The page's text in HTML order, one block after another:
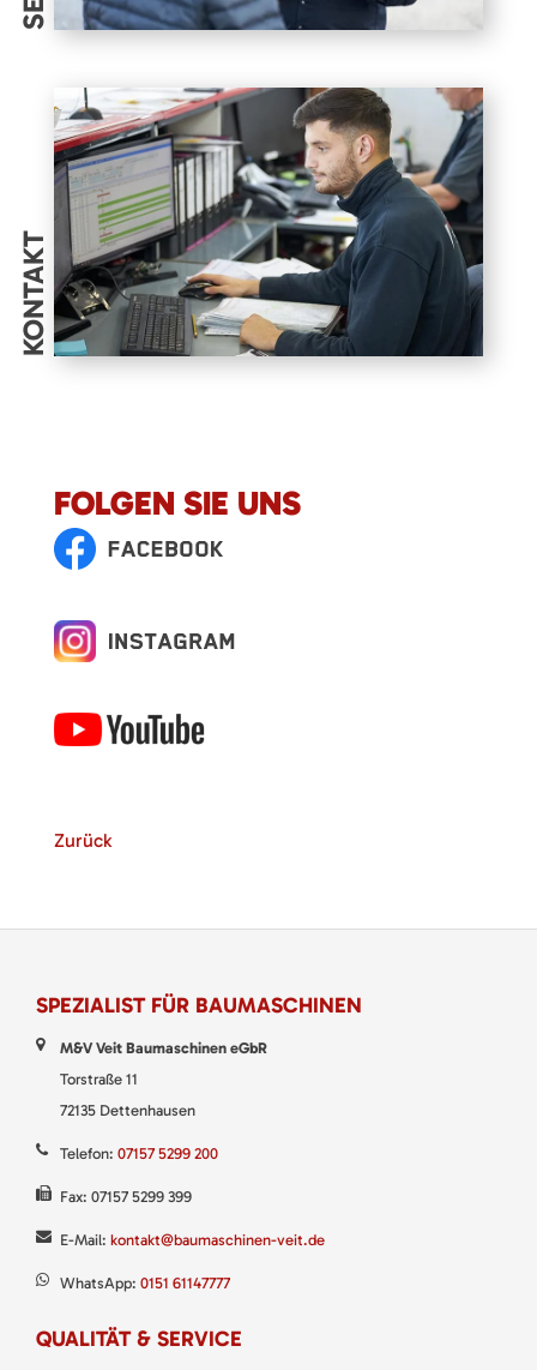
KONTAKT
FOLGEN SIE UNS
Zurück
SPEZIALIST FÜR BAUMASCHINEN
M&V Veit Baumaschinen eGbR
Torstraße 11
72135 Dettenhausen
Telefon: 07157 5299 200
Fax: 07157 5299 399
E-Mail: kontakt@baumaschinen-veit.de
WhatsApp: 0151 61147777
QUALITÄT & SERVICE